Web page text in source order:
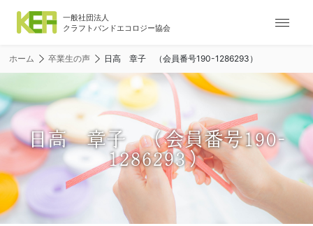
ナ
ー
シ
ョ
ン
メ
ニ
ー
ホーム 卒業生の声 日高 章子 （会員番号190-1286293）
日高 章子 （会員番号190-
1286293）